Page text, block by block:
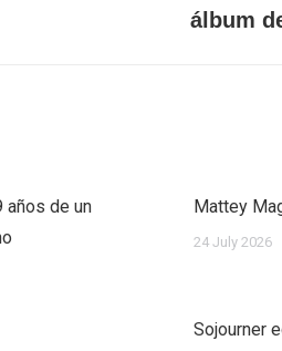
álbum
años de un
Mattey
24 July 2026
Sojourner